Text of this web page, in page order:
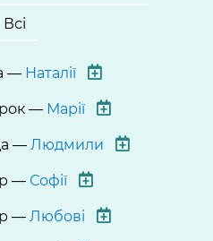
Всі
— Наталії
— Марії
— Людмили
— Софії
— Любові